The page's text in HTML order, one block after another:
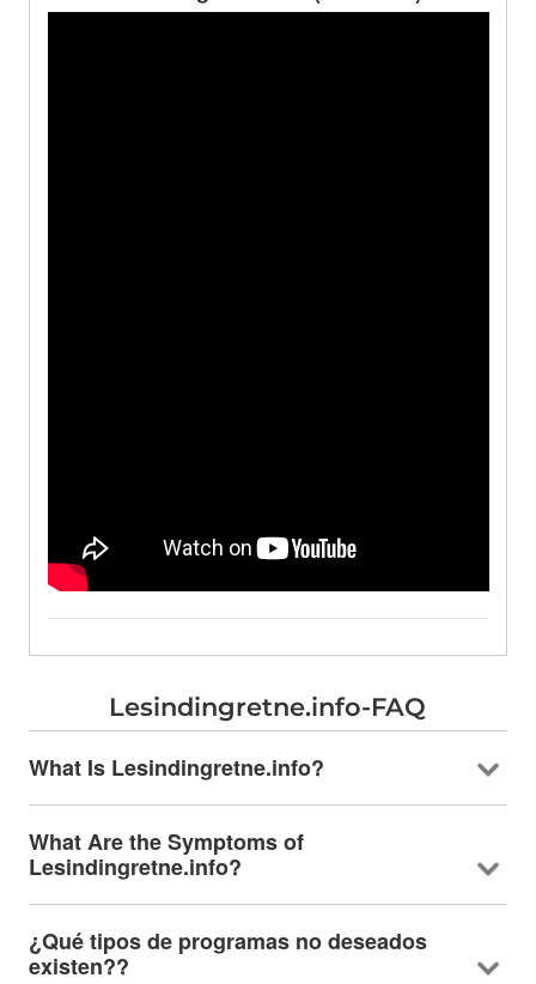
Lesindingretne.info-FAQ
What Is Lesindingretne.info?
What Are the Symptoms of
Lesindingretne.info?
¿Qué tipos de programas no deseados
existen??